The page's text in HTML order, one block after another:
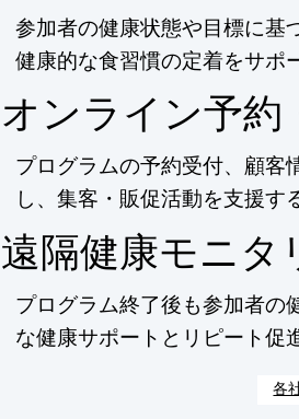
参加者の健康状態や目標に基
健康的な食習慣の定着をサポ
オンライン予約
プログラムの予約受付、顧客
し、集客・販促活動を支援す
遠隔健康モニタ
プログラム終了後も参加者の
な健康サポートとリピート促
各